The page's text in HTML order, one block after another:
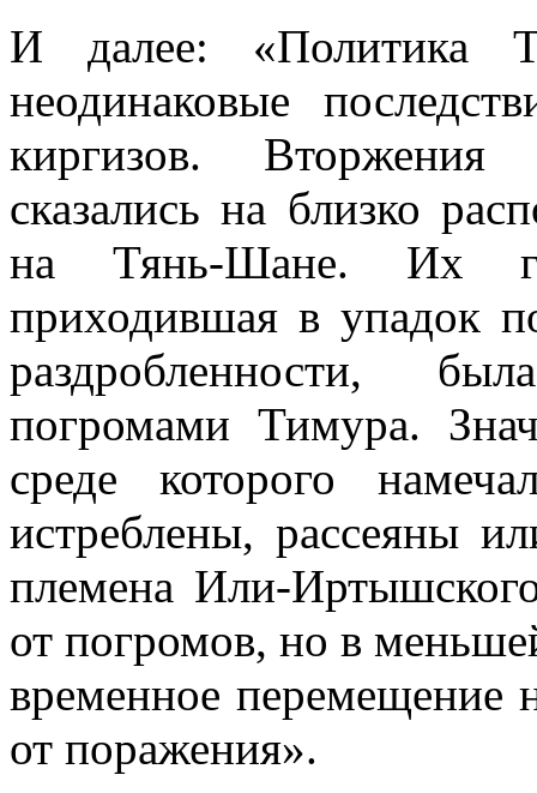
И далее: «Политика
неодинаковые
киргизов.
сказались на близко
на Тянь-Шане. Их
приходившая в упадок
раздробленности,
погромами Тимура.
среде которого
истреблены, рассеяны
племена Или-
от погромов, но в
временное перемещение
от поражения».